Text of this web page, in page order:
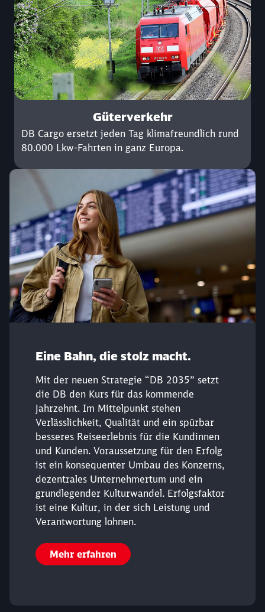
Güterverkehr
DB Cargo ersetzt jeden Tag klimafreundlich rund
80.000 Lkw-Fahrten in ganz Europa.
Eine Bahn, die stolz macht.
Mit der neuen Strategie “DB 2035” setzt
die DB den Kurs für das kommende
Jahrzehnt. Im Mittelpunkt stehen
Verlässlichkeit, Qualität und ein spürbar
besseres Reiseerlebnis für die Kundinnen
und Kunden. Voraussetzung für den Erfolg
ist ein konsequenter Umbau des Konzerns,
dezentrales Unternehmertum und ein
grundlegender Kulturwandel. Erfolgsfaktor
ist eine Kultur, in der sich Leistung und
Verantwortung lohnen.
Mehr erfahren
Möchten Sie zuweitergeleitet
Abbrechen Weiter